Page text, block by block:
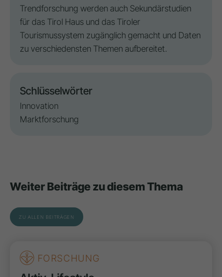
Trendforschung werden auch Sekundärstudien
für das Tirol Haus und das Tiroler
Tourismussystem zugänglich gemacht und Daten
zu verschiedensten Themen aufbereitet.
Schlüsselwörter
Innovation
Marktforschung
Weiter Beiträge zu diesem Thema
ZU ALLEN BEITRÄGEN
FORSCHUNG